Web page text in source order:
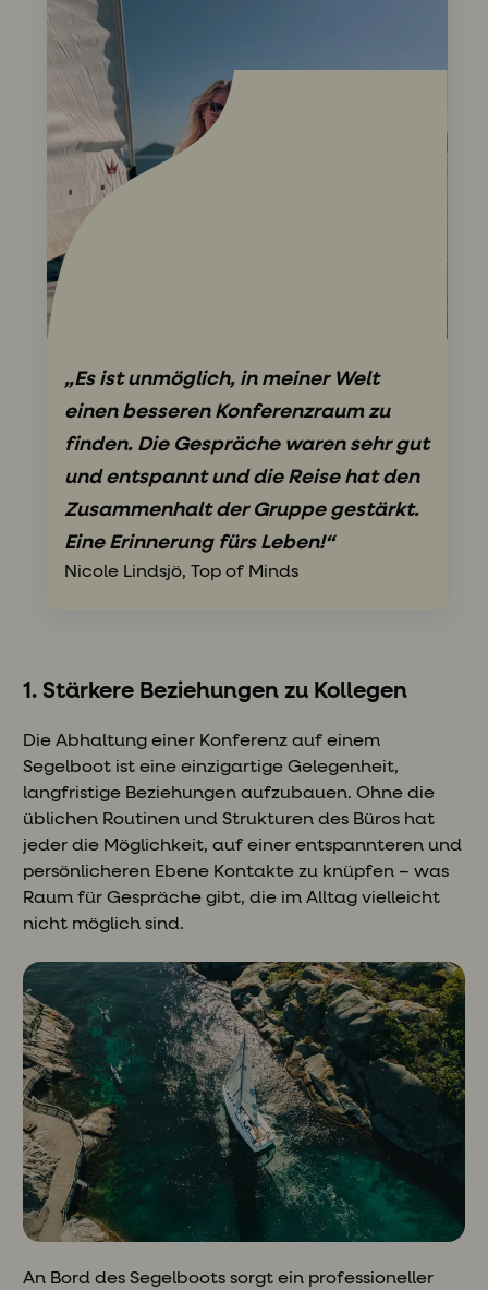
„Es ist unmöglich, in meiner Welt
einen besseren Konferenzraum zu
finden. Die Gespräche waren sehr gut
und entspannt und die Reise hat den
Zusammenhalt der Gruppe gestärkt.
Eine Erinnerung fürs Leben!“
Nicole Lindsjö, Top of Minds
1. Stärkere Beziehungen zu Kollegen
Die Abhaltung einer Konferenz auf einem
Segelboot ist eine einzigartige Gelegenheit,
langfristige Beziehungen aufzubauen. Ohne die
üblichen Routinen und Strukturen des Büros hat
jeder die Möglichkeit, auf einer entspannteren und
persönlicheren Ebene Kontakte zu knüpfen – was
Raum für Gespräche gibt, die im Alltag vielleicht
nicht möglich sind.
An Bord des Segelboots sorgt ein professioneller